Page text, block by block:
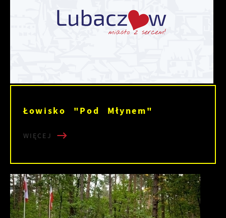
Łowisko "Pod Młynem"
WIĘCEJ